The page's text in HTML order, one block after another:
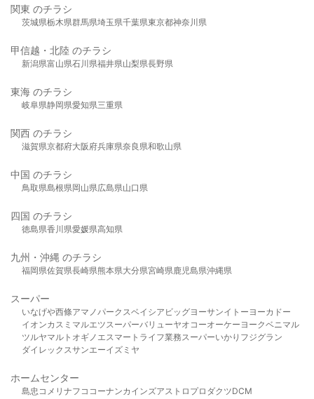
関東 のチラシ
茨城県栃木県群馬県埼玉県千葉県東京都神奈川県
甲信越・北陸 のチラシ
新潟県富山県石川県福井県山梨県長野県
東海 のチラシ
岐阜県静岡県愛知県三重県
関西 のチラシ
滋賀県京都府大阪府兵庫県奈良県和歌山県
中国 のチラシ
鳥取県島根県岡山県広島県山口県
四国 のチラシ
徳島県香川県愛媛県高知県
九州・沖縄 のチラシ
福岡県佐賀県長崎県熊本県大分県宮崎県鹿児島県沖縄県
スーパー
いなげや西條アマノパークスベイシア ビッグヨーサンイトーヨーカドー
イオンカスミ マルエツスーパーバリューヤオコーオーケー ヨークベニマル
ツルヤマルト オギノ エスマート ライフ業務スーパーいかり フジグラン
ダイレックスサンエーイズミヤ
ホームセンター
島忠 コメリ ナフコ コーナンカインズアストロプロダクツDCM